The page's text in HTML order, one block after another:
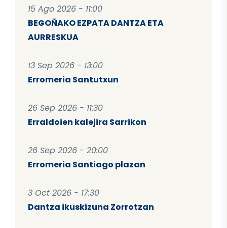
15 Ago 2026 - 11:00
BEGOÑAKO EZPATA DANTZA ETA
AURRESKUA
13 Sep 2026 - 13:00
Erromeria Santutxun
26 Sep 2026 - 11:30
Erraldoien kalejira Sarrikon
26 Sep 2026 - 20:00
Erromeria Santiago plazan
3 Oct 2026 - 17:30
Dantza ikuskizuna Zorrotzan